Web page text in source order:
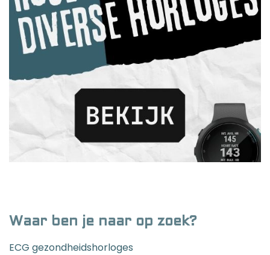
Waar ben je naar op zoek?
ECG gezondheidshorloges